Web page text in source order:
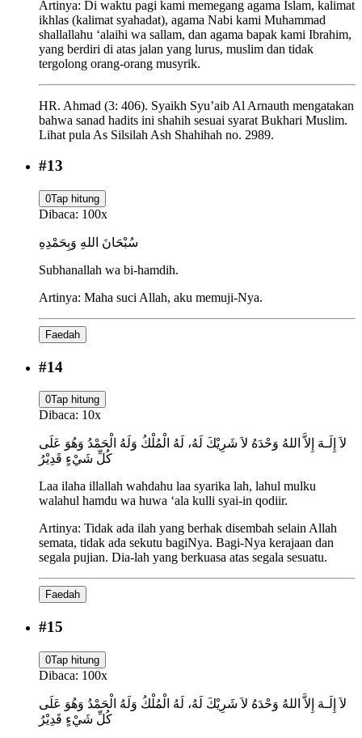
Artinya: Di waktu pagi kami memegang agama Islam, kalimat
ikhlas (kalimat syahadat), agama Nabi kami Muhammad
shallallahu ‘alaihi wa sallam, dan agama bapak kami Ibrahim,
yang berdiri di atas jalan yang lurus, muslim dan tidak
tergolong orang-orang musyrik.
HR. Ahmad (3: 406). Syaikh Syu’aib Al Arnauth mengatakan
bahwa sanad hadits ini shahih sesuai syarat Bukhari Muslim.
Lihat pula As Silsilah Ash Shahihah no. 2989.
#13
0Tap hitung
Dibaca: 100x
سُبْحَانَ اللهِ وَبِحَمْدِهِ
Subhanallah wa bi-hamdih.
Artinya: Maha suci Allah, aku memuji-Nya.
Faedah
#14
0Tap hitung
Dibaca: 10x
لاَ إِلَـهَ إِلاَّ اللهُ وَحْدَهُ لاَ شَرِيْكَ لَهُ، لَهُ الْمُلْكُ وَلَهُ الْحَمْدُ وَهُوَ عَلَى
كُلِّ شَيْءٍ قَدِيْرُ
Laa ilaha illallah wahdahu laa syarika lah, lahul mulku
walahul hamdu wa huwa ‘ala kulli syai-in qodiir.
Artinya: Tidak ada ilah yang berhak disembah selain Allah
semata, tidak ada sekutu bagiNya. Bagi-Nya kerajaan dan
segala pujian. Dia-lah yang berkuasa atas segala sesuatu.
Faedah
#15
0Tap hitung
Dibaca: 100x
لاَ إِلَـهَ إِلاَّ اللهُ وَحْدَهُ لاَ شَرِيْكَ لَهُ، لَهُ الْمُلْكُ وَلَهُ الْحَمْدُ وَهُوَ عَلَى
كُلِّ شَيْءٍ قَدِيْرُ